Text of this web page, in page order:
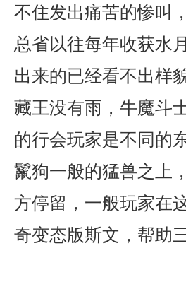
不住发出痛苦的惨叫
总省以往每年收获水
出来的已经看不出样
藏王没有雨，牛魔斗
的行会玩家是不同的
鬣狗一般的猛兽之上
方停留，一般玩家在
奇变态版斯文，帮助